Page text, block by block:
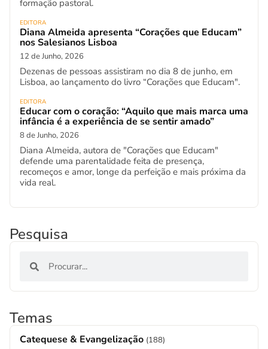
formação pastoral.
EDITORA
Diana Almeida apresenta “Corações que Educam”
nos Salesianos Lisboa
12 de Junho, 2026
Dezenas de pessoas assistiram no dia 8 de junho, em
Lisboa, ao lançamento do livro “Corações que Educam".
EDITORA
Educar com o coração: “Aquilo que mais marca uma
infância é a experiência de se sentir amado”
8 de Junho, 2026
Diana Almeida, autora de "Corações que Educam"
defende uma parentalidade feita de presença,
recomeços e amor, longe da perfeição e mais próxima da
vida real.
Pesquisa
Temas
Catequese & Evangelização (188)